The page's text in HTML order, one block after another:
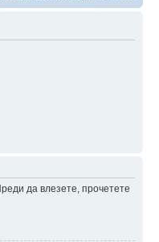
да влезете, прочетете